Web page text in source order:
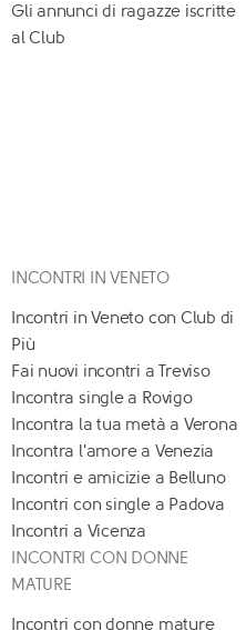
Gli annunci di ragazze iscritte
al Club
INCONTRI IN VENETO
Incontri in Veneto con Club di
Più
Fai nuovi incontri a Treviso
Incontra single a Rovigo
Incontra la tua metà a Verona
Incontra l'amore a Venezia
Incontri e amicizie a Belluno
Incontri con single a Padova
Incontri a Vicenza
INCONTRI CON DONNE
MATURE
Incontri con donne mature